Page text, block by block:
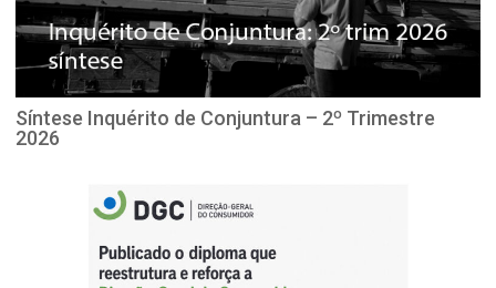
Síntese Inquérito de Conjuntura – 2º Trimestre
2026